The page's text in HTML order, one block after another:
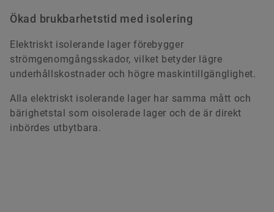
Ökad brukbarhetstid med isolering
Elektriskt isolerande lager förebygger
strömgenomgångsskador, vilket betyder lägre
underhållskostnader och högre maskintillgänglighet.
Alla elektriskt isolerande lager har samma mått och
bärighetstal som oisolerade lager och de är direkt
inbördes utbytbara.